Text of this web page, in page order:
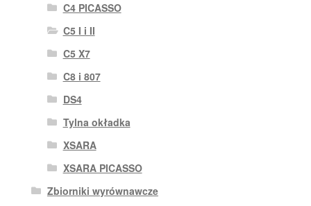
C4 PICASSO
C5 I i II
C5 X7
C8 i 807
DS4
Tylna okładka
XSARA
XSARA PICASSO
Zbiorniki wyrównawcze